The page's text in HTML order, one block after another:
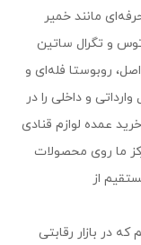
مانند خمیر
و تگرال ساتین
اصل، روبوستا فله‌ای و
بیش از ۵۰۰ محصول وارداتی و داخلی را در
عمده لوازم قنادی
ما روی محصولات
از
در بازار رقابتی